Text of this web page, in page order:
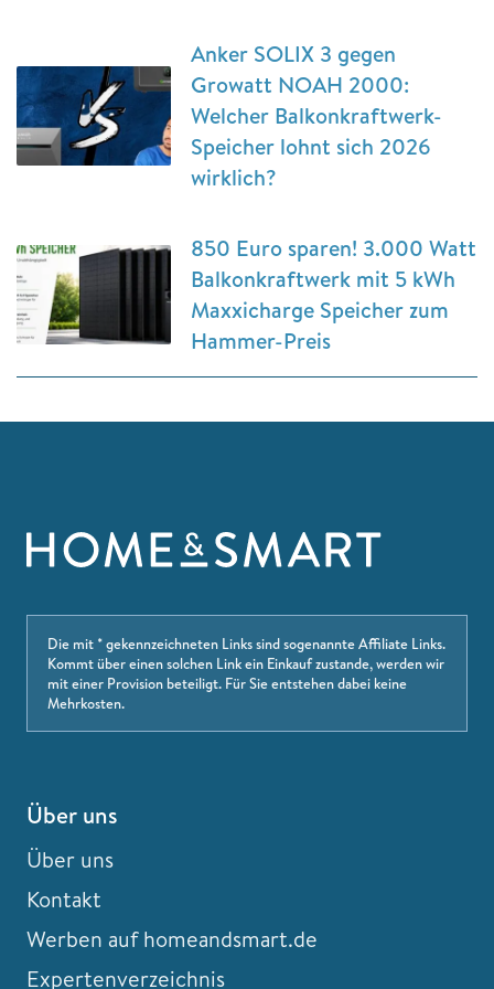
Anker SOLIX 3 gegen
Growatt NOAH 2000:
Welcher Balkonkraftwerk-
Speicher lohnt sich 2026
wirklich?
850 Euro sparen! 3.000 Watt
Balkonkraftwerk mit 5 kWh
Maxxicharge Speicher zum
Hammer-Preis
Die mit * gekennzeichneten Links sind sogenannte Affiliate Links.
Kommt über einen solchen Link ein Einkauf zustande, werden wir
mit einer Provision beteiligt. Für Sie entstehen dabei keine
Mehrkosten.
Über uns
Über uns
Kontakt
Werben auf homeandsmart.de
Expertenverzeichnis